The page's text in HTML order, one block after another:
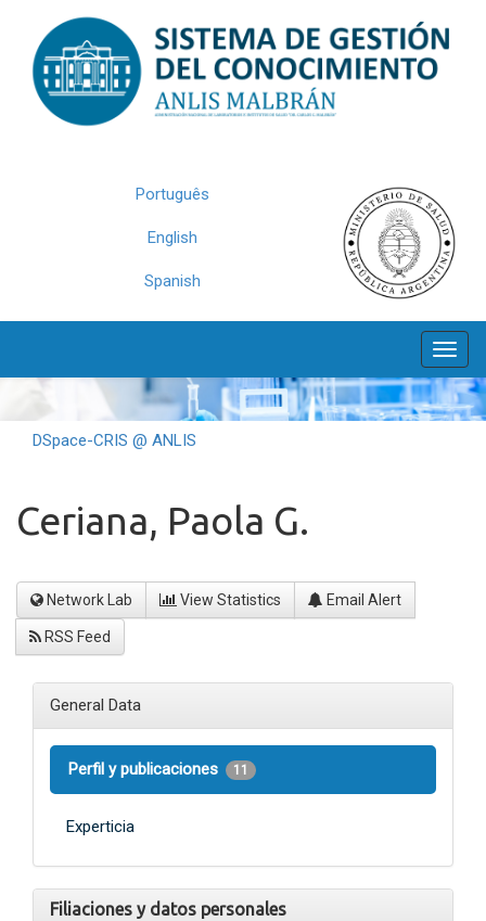
navigation
Português
English
Spanish
DSpace-CRIS @ ANLIS
Ceriana, Paola G.
Network Lab View Statistics Email Alert
RSS Feed
General Data
Perfil y publicaciones 11
Experticia
Filiaciones y datos personales